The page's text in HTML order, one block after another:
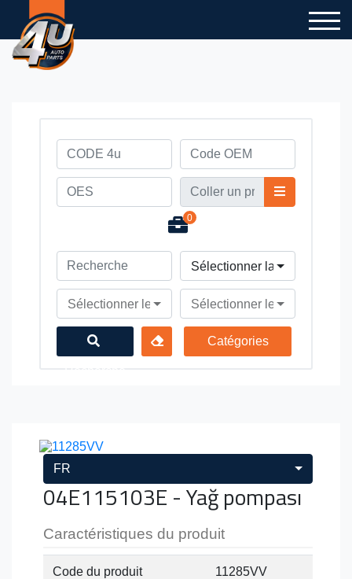
0
Sélectionner la marque du
Sélectionner le modèle du véhicule
Sélectionner le type du
Catégories
FR
04E115103E - Yağ pompası
Caractéristiques du produit
Code du produit 11285VV